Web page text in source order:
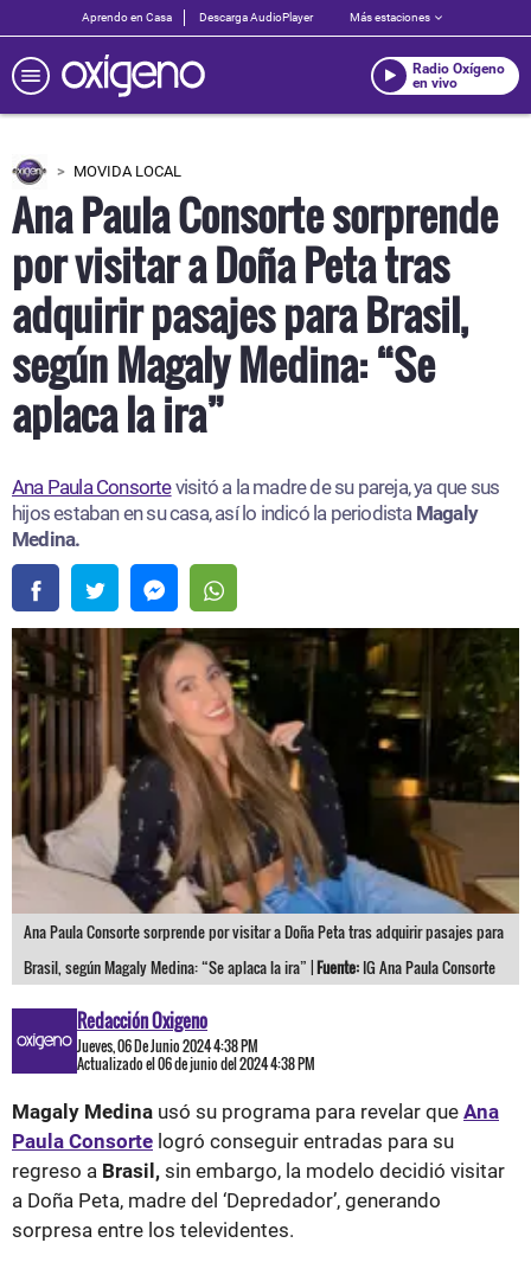
Aprendo en Casa Descarga AudioPlayer Más estaciones
Radio Oxígeno
en vivo
MOVIDA LOCAL
Ana Paula Consorte sorprende
por visitar a Doña Peta tras
adquirir pasajes para Brasil,
según Magaly Medina: “Se
aplaca la ira”
Ana Paula Consortevisitó a la madre de su pareja, ya que sus
hijos estaban en su casa, así lo indicó la periodista Magaly
Medina.
Ana Paula Consorte sorprende por visitar a Doña Peta tras adquirir pasajes para
Brasil, según Magaly Medina: “Se aplaca la ira” |Fuente: IG Ana Paula Consorte
Redacción Oxigeno
Jueves, 06 De Junio 2024 4:38 PM
Actualizado el 06 de junio del 2024 4:38 PM
Magaly Medina usó su programa para revelar que Ana
Paula Consorte logró conseguir entradas para su
regreso a Brasil, sin embargo, la modelo decidió visitar
a Doña Peta, madre del ‘Depredador’, generando
sorpresa entre los televidentes.